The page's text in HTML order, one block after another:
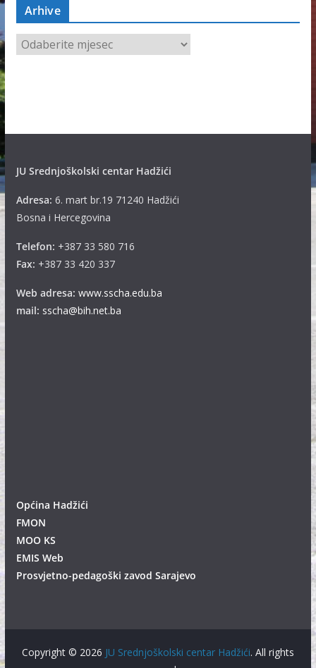
Arhive
A
JU Srednjoškolski centar Hadžići
Adresa: 6. mart br.19 71240 Hadžići
Bosna i Hercegovina
Telefon: +387 33 580 716
Fax: +387 33 420 337
Web adresa: www.sscha.edu.ba
mail: sscha@bih.net.ba
Općina Hadžići
FMON
MOO KS
EMIS Web
Prosvjetno-pedagoški zavod Sarajevo
Copyright © 2026 JU Srednjoškolski centar Hadžići. All rights